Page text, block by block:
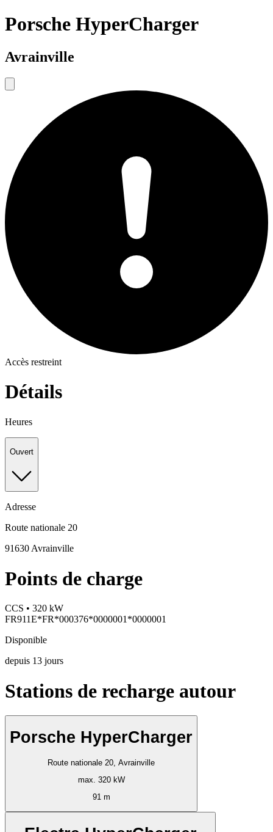
Porsche HyperCharger
Avrainville
Accès restreint
Détails
Heures
Ouvert
Adresse
Route nationale 20
91630 Avrainville
Points de charge
CCS • 320 kW
FR911E*FR*000376*0000001*0000001
Disponible
depuis 13 jours
Stations de recharge autour
Porsche HyperCharger
Route nationale 20, Avrainville
max. 320 kW
91 m